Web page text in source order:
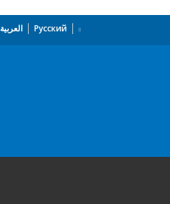
العربية Русский